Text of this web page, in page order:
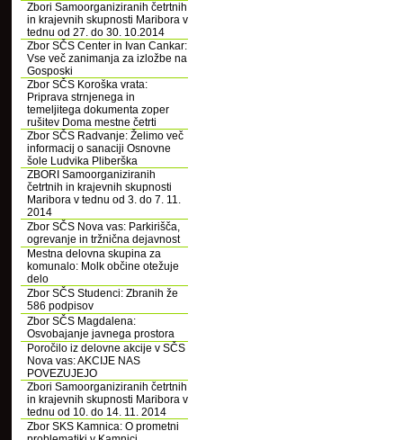
Zbori Samoorganiziranih četrtnih
in krajevnih skupnosti Maribora v
tednu od 27. do 30. 10.2014
Zbor SČS Center in Ivan Cankar:
Vse več zanimanja za izložbe na
Gosposki
Zbor SČS Koroška vrata:
Priprava strnjenega in
temeljitega dokumenta zoper
rušitev Doma mestne četrti
Zbor SČS Radvanje: Želimo več
informacij o sanaciji Osnovne
šole Ludvika Pliberška
ZBORI Samoorganiziranih
četrtnih in krajevnih skupnosti
Maribora v tednu od 3. do 7. 11.
2014
Zbor SČS Nova vas: Parkirišča,
ogrevanje in tržnična dejavnost
Mestna delovna skupina za
komunalo: Molk občine otežuje
delo
Zbor SČS Studenci: Zbranih že
586 podpisov
Zbor SČS Magdalena:
Osvobajanje javnega prostora
Poročilo iz delovne akcije v SČS
Nova vas: AKCIJE NAS
POVEZUJEJO
Zbori Samoorganiziranih četrtnih
in krajevnih skupnosti Maribora v
tednu od 10. do 14. 11. 2014
Zbor SKS Kamnica: O prometni